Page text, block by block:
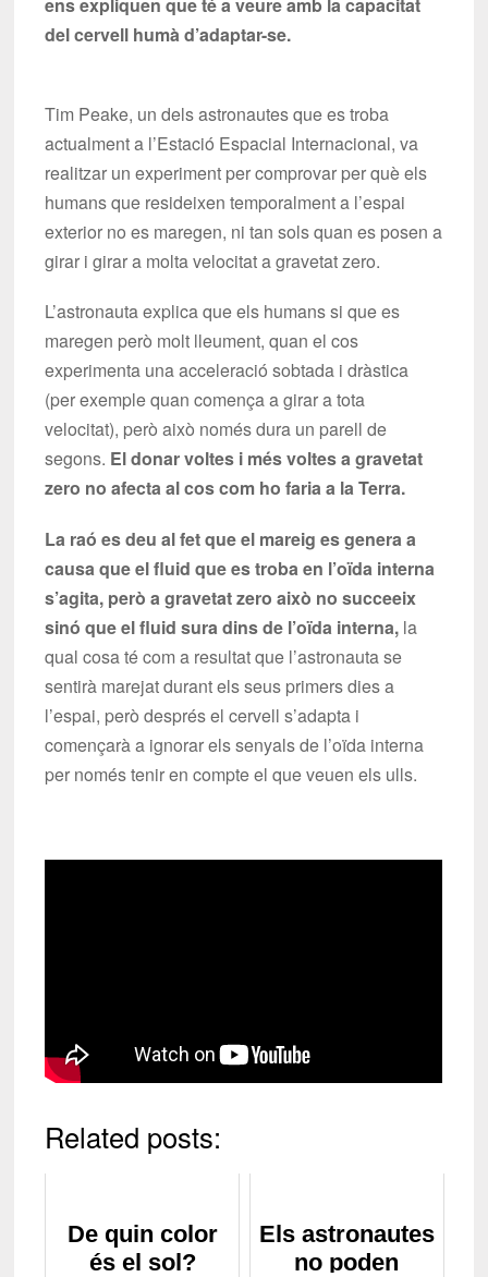
del cervell humà d’adaptar-se.
Tim Peake, un dels astronautes que es troba
actualment a l’Estació Espacial Internacional, va
realitzar un experiment per comprovar per què els
humans que resideixen temporalment a l’espai
exterior no es maregen, ni tan sols quan es posen a
girar i girar a molta velocitat a gravetat zero.
L’astronauta explica que els humans si que es
maregen però molt lleument, quan el cos
experimenta una acceleració sobtada i dràstica
(per exemple quan comença a girar a tota
velocitat), però això només dura un parell de
segons. El donar voltes i més voltes a gravetat
zero no afecta al cos com ho faria a la Terra.
La raó es deu al fet que el mareig es genera a
causa que el fluid que es troba en l’oïda interna
s’agita, però a gravetat zero això no succeeix
sinó que el fluid sura dins de l’oïda interna, la
qual cosa té com a resultat que l’astronauta se
sentirà marejat durant els seus primers dies a
l’espai, però després el cervell s’adapta i
començarà a ignorar els senyals de l’oïda interna
per només tenir en compte el que veuen els ulls.
Related posts:
De quin color
és el sol?
Els astronautes
no poden